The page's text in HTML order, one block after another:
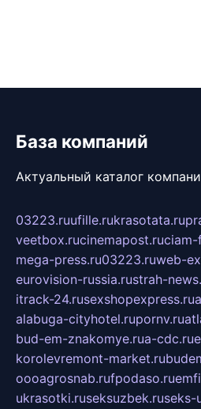
База компаний
Актуальный каталог
03223.ruufille.rukrasotata.ru
veetbox.rucinemapost.ruciam-
mega-press.ru03223.ruweb-
eurovision-russia.rustrah-
itrack-24.rusexshopexpress.ru
alabuga-cityhotel.rupornv.ru
bud-em-znakomye.rua-cdc.ru
korolevremont-market.ru
oooagrosnab.rufpodaso.ru
ukrasotki.ruseksuzbek.ruseks-